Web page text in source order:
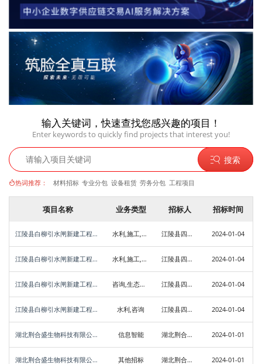
输入关键词，快速查找您感兴趣的项目！
Enter keywords to quickly find projects that interest you!
搜索
热词推荐： 材料招标 专业分包 设备租赁 劳务分包 工程项目
项目名称 业务类型 招标人 招标时间
江陵县白柳引水闸新建工程江陵县白柳引水闸新建工程水土保持方案编制(JZJI-202401SL-001001004)招标公告 水利,施工,工程总承包 江陵县四湖管理服务中心 2024-01-04
江陵县白柳引水闸新建工程江陵县白柳引水闸新建工程勘察设计(JZJI-202401SL-001001001)招标公告 水利,施工,勘察 江陵县四湖管理服务中心 2024-01-04
江陵县白柳引水闸新建工程江陵县白柳引水闸新建工程环境影响评价报告编制(JZJI-202401SL-001001002)招标公告 咨询,生态环境 江陵县四湖管理服务中心 2024-01-04
江陵县白柳引水闸新建工程江陵县白柳引水闸新建工程洪水影响评价报告编制(JZJI-202401SL-001001003)招标公告 水利,咨询 江陵县四湖管理服务中心 2024-01-04
湖北荆合盛生物科技有限公司自控系统采购安装施工项目招标公告 信息智能 湖北荆合盛生物科技有限公司 2024-01-01
湖北荆合盛生物科技有限公司玻璃钢储罐采购项目招标公告 其他招标 湖北荆合盛生物科技有限公司 2024-01-01